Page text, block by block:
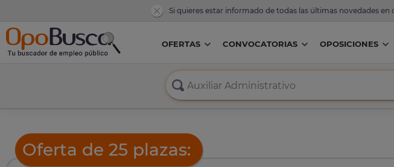
Si quieres estar informado de todas las últimas novedades
OFERTAS CONVOCATORIAS OPOSICIONES
Oferta de 25 plazas: